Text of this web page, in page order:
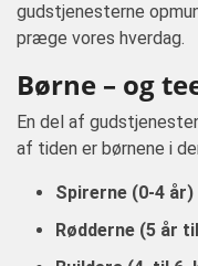
gudstjenesterne
præge vores hverdag.
Børne – og
En del af
af tiden er børnene i
Spirerne (0-4 år)
Rødderne (5 år